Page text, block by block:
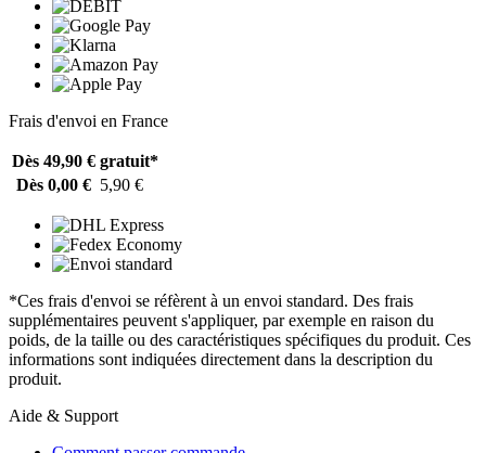
Frais d'envoi en France
Dès 49,90 € gratuit*
Dès 0,00 € 5,90 €
*Ces frais d'envoi se réfèrent à un envoi standard. Des frais
supplémentaires peuvent s'appliquer, par exemple en raison du
poids, de la taille ou des caractéristiques spécifiques du produit. Ces
informations sont indiquées directement dans la description du
produit.
Aide & Support